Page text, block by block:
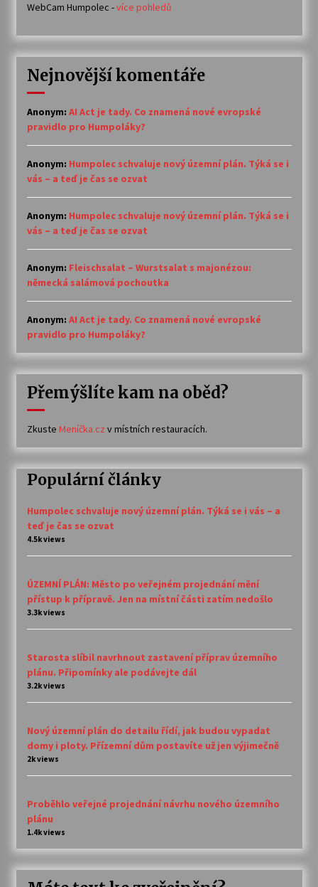
WebCam Humpolec -více pohledů
Nejnovější komentáře
Anonym: AI Act je tady. Co znamená nové evropské
pravidlo pro Humpoláky?
Anonym: Humpolec schvaluje nový územní plán. Týká se i
vás – a teď je čas se ozvat
Anonym: Humpolec schvaluje nový územní plán. Týká se i
vás – a teď je čas se ozvat
Anonym: Fleischsalat – Wurstsalat s majonézou:
německá salámová pochoutka
Anonym: AI Act je tady. Co znamená nové evropské
pravidlo pro Humpoláky?
Přemýšlíte kam na oběd?
Zkuste Meníčka.cz v místních restauracích.
Populární články
Humpolec schvaluje nový územní plán. Týká se i vás – a
teď je čas se ozvat
4.5k views
ÚZEMNÍ PLÁN: Město po veřejném projednání mění
přístup k přípravě. Jen na místní části zatím nedošlo
3.3k views
Starosta slíbil navrhnout zastavení příprav územního
plánu. Připomínky ale podávejte dál
3.2k views
Nový územní plán do detailu řídí, jak budou vypadat
domy i ploty. Přízemní dům postavíte už jen výjimečně
2k views
Proběhlo veřejné projednání návrhu nového územního
plánu
1.4k views